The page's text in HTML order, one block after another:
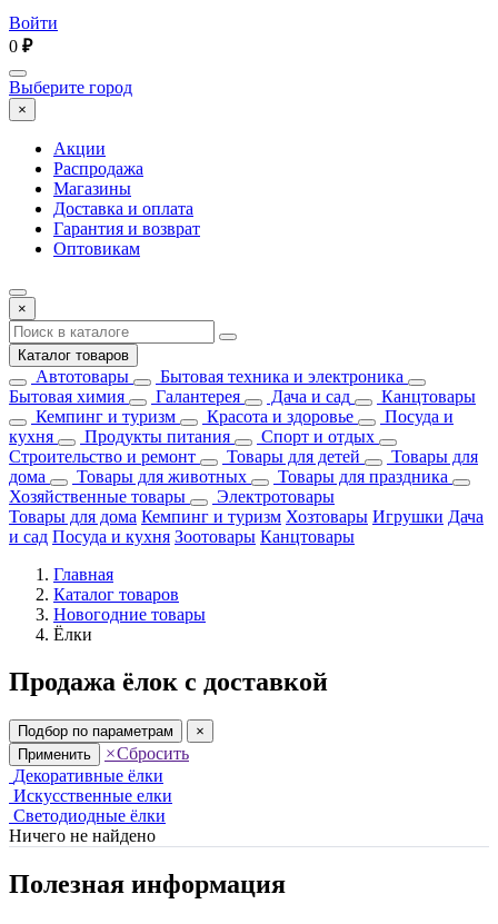
Войти
0 ₽
Выберите город
×
Акции
Распродажа
Магазины
Доставка и оплата
Гарантия и возврат
Оптовикам
×
Каталог товаров
Автотовары
Бытовая техника и электроника
Бытовая химия
Галантерея Дача и сад
Канцтовары
Кемпинг и туризм
Красота и здоровье
Посуда и
кухня
Продукты питания
Спорт и отдых
Строительство и ремонт
Товары для детей
Товары для
дома
Товары для животных
Товары для праздника
Хозяйственные товары
Электротовары
Товары для дома Кемпинг и туризм Хозтовары Игрушки Дача
и сад Посуда и кухня Зоотовары Канцтовары
Главная
Каталог товаров
Новогодние товары
Ёлки
Продажа ёлок с доставкой
Подбор по параметрам
×
Применить
×Сбросить
Декоративные ёлки
Искусственные елки
Светодиодные ёлки
Ничего не найдено
Полезная информация